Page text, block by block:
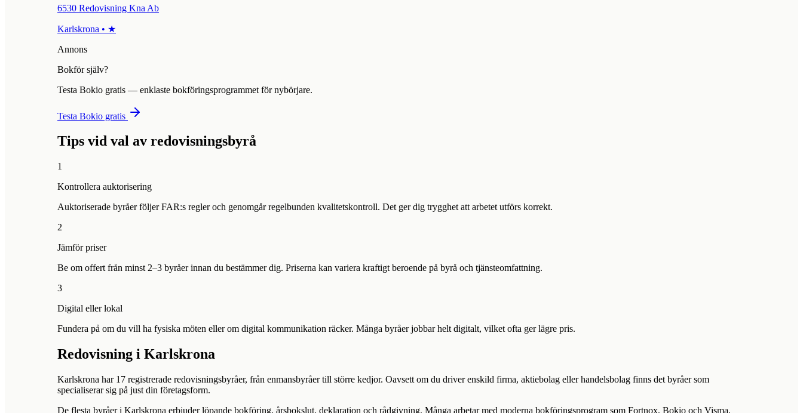
6530 Redovisning Kna Ab
Karlskrona • ★
Annons
Bokför själv?
Testa Bokio gratis — enklaste bokföringsprogrammet för nybörjare.
Testa Bokio gratis
Tips vid val av redovisningsbyrå
1
Kontrollera auktorisering
Auktoriserade byråer följer FAR:s regler och genomgår regelbunden kvalitetskontroll. Det ger dig trygghet att arbetet utförs korrekt.
2
Jämför priser
Be om offert från minst 2–3 byråer innan du bestämmer dig. Priserna kan variera kraftigt beroende på byrå och tjänsteomfattning.
3
Digital eller lokal
Fundera på om du vill ha fysiska möten eller om digital kommunikation räcker. Många byråer jobbar helt digitalt, vilket ofta ger lägre pris.
Redovisning i Karlskrona
Karlskrona har 17 registrerade redovisningsbyråer, från enmansbyråer till större kedjor. Oavsett om du driver enskild firma, aktiebolag eller handelsbolag finns det byråer som
specialiserar sig på just din företagsform.
De flesta byråer i Karlskrona erbjuder löpande bokföring, årsbokslut, deklaration och rådgivning. Många arbetar med moderna bokföringsprogram som Fortnox, Bokio och Visma,